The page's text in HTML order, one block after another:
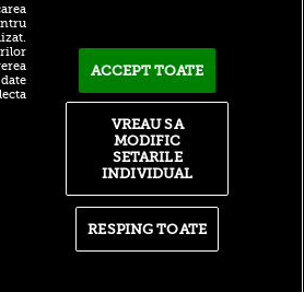
lume la
și a
ACCEPT TOATE
RESPING TOATE
VREAU SA
MODIFIC
SETARILE
INDIVIDUAL